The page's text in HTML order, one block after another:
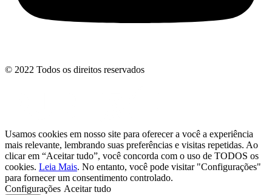
© 2022 Todos os direitos reservados
Usamos cookies em nosso site para oferecer a você a experiência
mais relevante, lembrando suas preferências e visitas repetidas. Ao
clicar em “Aceitar tudo”, você concorda com o uso de TODOS os
cookies. Leia Mais. No entanto, você pode visitar "Configurações"
para fornecer um consentimento controlado.
Configurações Aceitar tudo